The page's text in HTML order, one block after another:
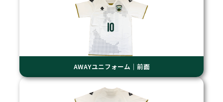
AWAYユニフォーム｜前面